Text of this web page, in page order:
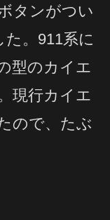
タンがつい
。911系に
型のカイエ
現行カイエ
ので、たぶ